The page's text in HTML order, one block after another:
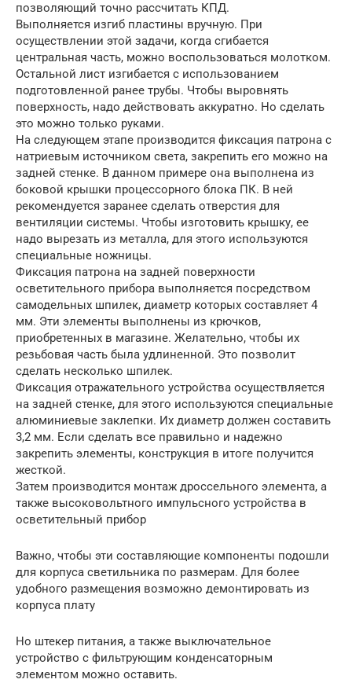
позволяющий точно рассчитать КПД.
Выполняется изгиб пластины вручную. При
осуществлении этой задачи, когда сгибается
центральная часть, можно воспользоваться молотком.
Остальной лист изгибается с использованием
подготовленной ранее трубы. Чтобы выровнять
поверхность, надо действовать аккуратно. Но сделать
это можно только руками.
На следующем этапе производится фиксация патрона с
натриевым источником света, закрепить его можно на
задней стенке. В данном примере она выполнена из
боковой крышки процессорного блока ПК. В ней
рекомендуется заранее сделать отверстия для
вентиляции системы. Чтобы изготовить крышку, ее
надо вырезать из металла, для этого используются
специальные ножницы.
Фиксация патрона на задней поверхности
осветительного прибора выполняется посредством
самодельных шпилек, диаметр которых составляет 4
мм. Эти элементы выполнены из крючков,
приобретенных в магазине. Желательно, чтобы их
резьбовая часть была удлиненной. Это позволит
сделать несколько шпилек.
Фиксация отражательного устройства осуществляется
на задней стенке, для этого используются специальные
алюминиевые заклепки. Их диаметр должен составить
3,2 мм. Если сделать все правильно и надежно
закрепить элементы, конструкция в итоге получится
жесткой.
Затем производится монтаж дроссельного элемента, а
также высоковольтного импульсного устройства в
осветительный прибор
Важно, чтобы эти составляющие компоненты подошли
для корпуса светильника по размерам. Для более
удобного размещения возможно демонтировать из
корпуса плату
Но штекер питания, а также выключательное
устройство с фильтрующим конденсаторным
элементом можно оставить.